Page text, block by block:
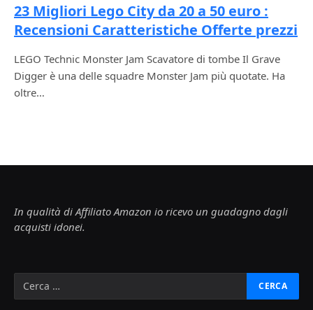
23 Migliori Lego City da 20 a 50 euro :
Recensioni Caratteristiche Offerte prezzi
LEGO Technic Monster Jam Scavatore di tombe Il Grave
Digger è una delle squadre Monster Jam più quotate. Ha
oltre…
In qualità di Affiliato Amazon io ricevo un guadagno dagli
acquisti idonei.